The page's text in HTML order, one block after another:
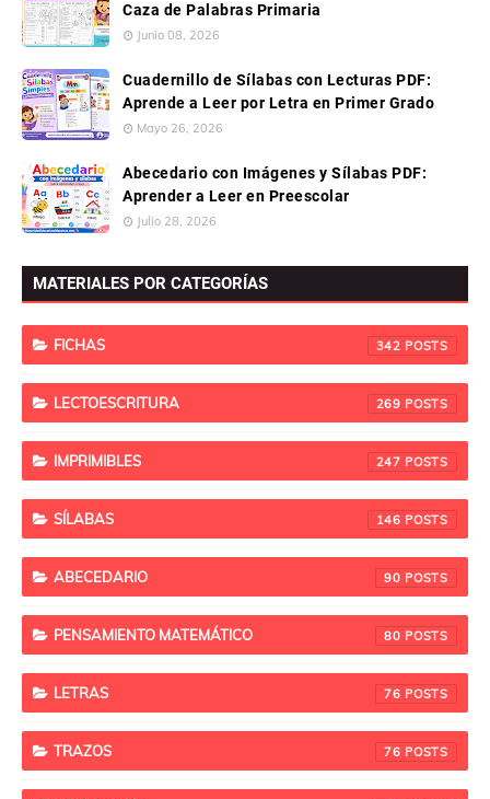
Caza de Palabras Primaria
Junio 08, 2026
Cuadernillo de Sílabas con Lecturas PDF:
Aprende a Leer por Letra en Primer Grado
Mayo 26, 2026
Abecedario con Imágenes y Sílabas PDF:
Aprender a Leer en Preescolar
Julio 28, 2026
MATERIALES POR CATEGORÍAS
FICHAS 342
LECTOESCRITURA 269
IMPRIMIBLES 247
SÍLABAS 146
ABECEDARIO 90
PENSAMIENTO MATEMÁTICO 80
LETRAS 76
TRAZOS 76